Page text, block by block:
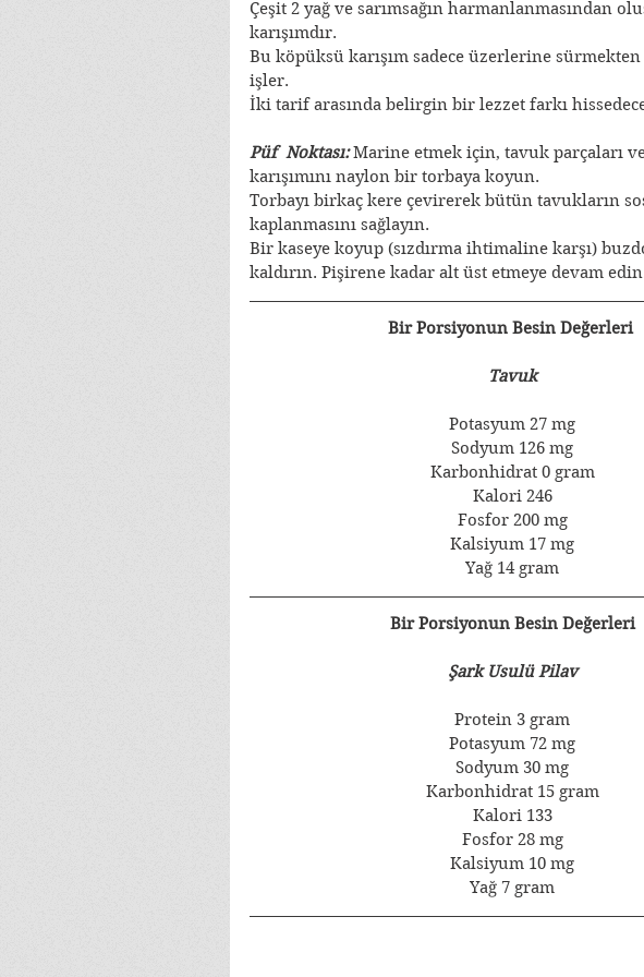
Çeşit 2 yağ ve sarımsağın harmanlanmasından
karışımdır.
Bu köpüksü karışım sadece üzerlerine
işler.
İki tarif arasında belirgin bir lezzet farkı
Püf  Noktası: Marine etmek için, tavuk parçaları ve
karışımını naylon bir torbaya koyun.
Torbayı birkaç kere çevirerek bütün tavukların
kaplanmasını sağlayın.
Bir kaseye koyup (sızdırma ihtimaline karşı)
kaldırın. Pişirene kadar alt üst etmeye devam
Bir Porsiyonun Besin Değerleri
Tavuk
Potasyum 27 mg
Sodyum 126 mg
Karbonhidrat 0 gram
Kalori 246
Fosfor 200 mg
Kalsiyum 17 mg
Yağ 14 gram
Bir Porsiyonun Besin Değerleri
Şark Usulü Pilav
Protein 3 gram
Potasyum 72 mg
Sodyum 30 mg
Karbonhidrat 15 gram
Kalori 133
Fosfor 28 mg
Kalsiyum 10 mg
Yağ 7 gram